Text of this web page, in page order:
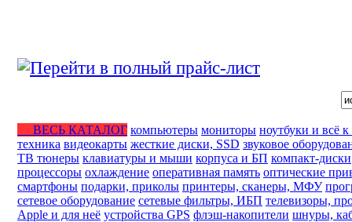
ВЕСЬ КАТАЛОГ компьютеры мониторы ноутбуки и всё
техника видеокарты жесткие диски, SSD звуковое
ТВ тюнеры клавиатуры и мыши корпуса и БП компакт-диски
процессоры охлаждение оперативная память оптические
смартфоны подарки, приколы принтеры, сканеры, МФУ
сетевое оборудование сетевые фильтры, ИБП телевизоры,
Apple и для неё устройства GPS флэш-накопители шнуры,